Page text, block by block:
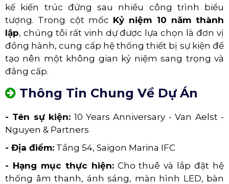
kế kiến trúc đứng sau nhiều công trình biểu
tượng. Trong cột mốc Kỷ niệm 10 năm thành
lập, chúng tôi rất vinh dự được lựa chọn là đơn vị
đồng hành, cung cấp hệ thống thiết bị sự kiện để
tạo nên một không gian kỷ niệm sang trọng và
đẳng cấp.
Thông Tin Chung Về Dự Án
- Tên sự kiện: 10 Years Anniversary - Van Aelst -
Nguyen & Partners
- Địa điểm: Tầng 54, Saigon Marina IFC
- Hạng mục thực hiện:Cho thuê và lắp đặt hệ
thống âm thanh, ánh sáng, màn hình LED, bàn